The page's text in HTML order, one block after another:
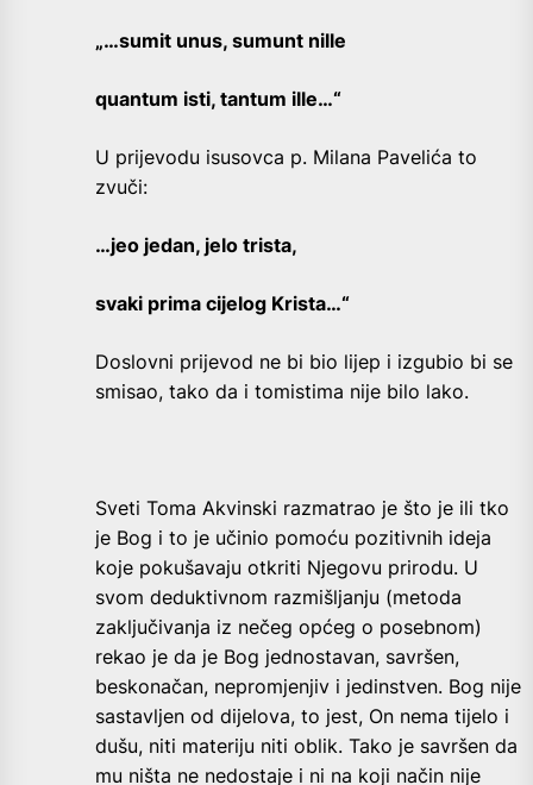
„…sumit unus, sumunt nille
quantum isti, tantum ille…“
U prijevodu isusovca p. Milana Pavelića to
zvuči:
…jeo jedan, jelo trista,
svaki prima cijelog Krista…“
Doslovni prijevod ne bi bio lijep i izgubio bi se
smisao, tako da i tomistima nije bilo lako.
Sveti Toma Akvinski razmatrao je što je ili tko
je Bog i to je učinio pomoću pozitivnih ideja
koje pokušavaju otkriti Njegovu prirodu. U
svom deduktivnom razmišljanju (metoda
zaključivanja iz nečeg općeg o posebnom)
rekao je da je Bog jednostavan, savršen,
beskonačan, nepromjenjiv i jedinstven. Bog nije
sastavljen od dijelova, to jest, On nema tijelo i
dušu, niti materiju niti oblik. Tako je savršen da
mu ništa ne nedostaje i ni na koji način nije